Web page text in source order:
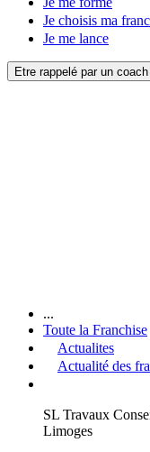
Je choisis ma
Je me lance
Etre rappelé par un coach
...
Toute la Franchise
Actualites
Actualité des
SL Travaux
Limoges